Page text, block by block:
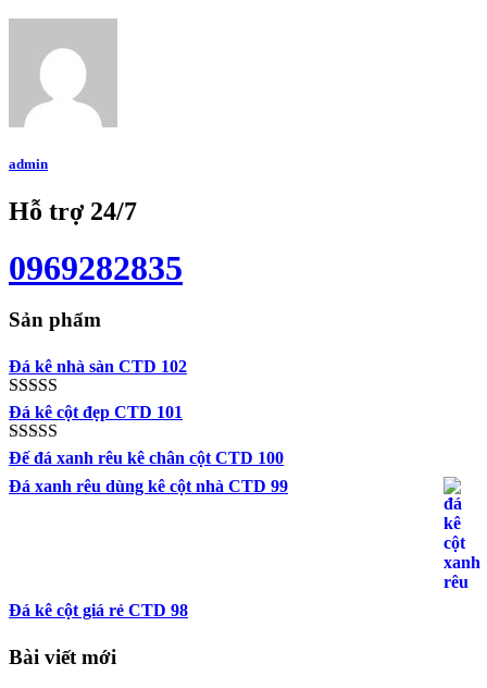
admin
Hỗ trợ 24/7
0969282835
Sản phẩm
Đá kê nhà sàn CTD 102
Được xếp
hạng5.00
Đá kê cột đẹp CTD 101
Được xếp
sao
Đế đá xanh rêu kê chân cột CTD 100
Đá xanh rêu dùng kê cột nhà CTD 99
Đá kê cột giá rẻ CTD 98
Bài viết mới